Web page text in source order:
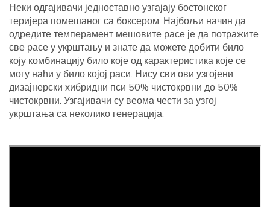
Неки одгајивачи једноставно узгајају бостонског
теријера помешаног са боксером. Најбољи начин да
одредите темперамент мешовите расе је да потражите
све расе у укрштању и знате да можете добити било
коју комбинацију било које од карактеристика које се
могу наћи у било којој раси. Нису сви ови узгојени
дизајнерски хибридни пси 50% чистокрвни до 50%
чистокрвни. Узгајивачи су веома чести за узгој
укрштања са неколико генерација.